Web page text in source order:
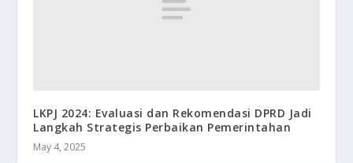
LKPJ 2024: Evaluasi dan Rekomendasi DPRD Jadi
Langkah Strategis Perbaikan Pemerintahan
May 4, 2025